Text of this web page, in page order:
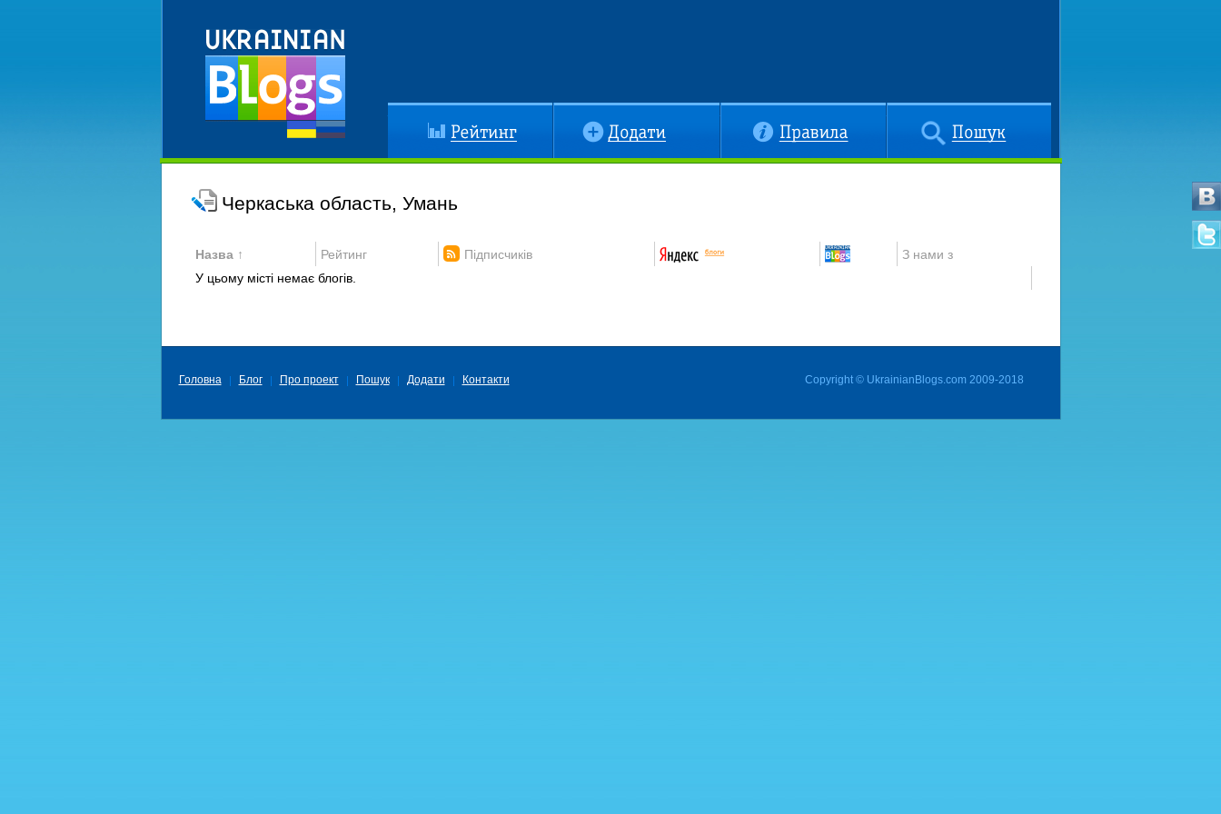
Рейтинг Додати Правила Пошук
Черкаська область, Умань
Назва ↑ Рейтинг Підписчиків
З нами з
У цьому місті немає блогів.
Головна Блог Про проект Пошук Додати Контакти Copyright © UkrainianBlogs.com 2009-2018